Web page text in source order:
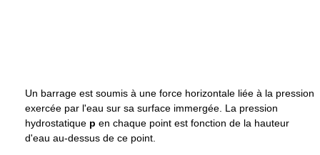
Un barrage est soumis à une force horizontale liée à la pression
exercée par l'eau sur sa surface immergée. La pression
hydrostatique p en chaque point est fonction de la hauteur
d'eau au-dessus de ce point.